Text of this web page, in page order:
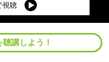
視聴
講しよう！